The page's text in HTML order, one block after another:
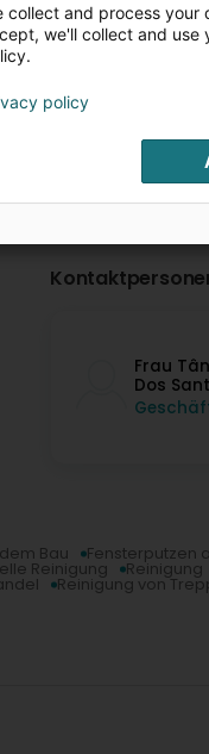
Frau
Dos
Bau Fensterputzen
Reinigung Reinigung
Reinigung von
collect and process
we'll collect and use
policy